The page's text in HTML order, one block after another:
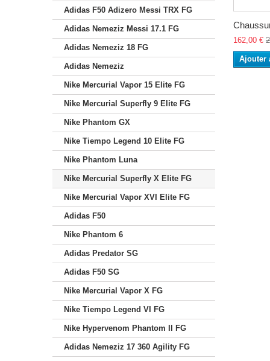
Adidas F50 Adizero Messi TRX FG
Adidas Nemeziz Messi 17.1 FG
Adidas Nemeziz 18 FG
Adidas Nemeziz
Nike Mercurial Vapor 15 Elite FG
Nike Mercurial Superfly 9 Elite FG
Nike Phantom GX
Nike Tiempo Legend 10 Elite FG
Nike Phantom Luna
Nike Mercurial Superfly X Elite FG
Nike Mercurial Vapor XVI Elite FG
Adidas F50
Nike Phantom 6
Adidas Predator SG
Adidas F50 SG
Nike Mercurial Vapor X FG
Nike Tiempo Legend VI FG
Nike Hypervenom Phantom II FG
Adidas Nemeziz 17 360 Agility FG
162,00 €
Ajouter